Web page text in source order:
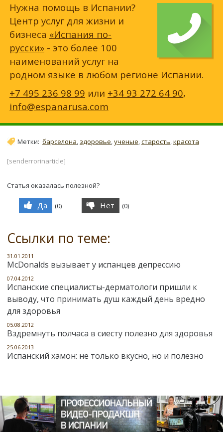
Нужна помощь в Испании?
Центр услуг для жизни и
бизнеса «Испания по-
русски» - это более 100
наименований услуг на
родном языке в любом регионе Испании.
+7 495 236 98 99 или +34 93 272 64 90,
info@espanarusa.com
Метки: барселона, здоровье,ученые,старость,красота
[senderrorinarticle]
Статья оказалась полезной?
Да (0) Нет (0)
Ссылки по теме:
31.01.2011
McDonalds вызывает у испанцев депрессию
07.04.2012
Испанские специалисты-дерматологи пришли к
выводу, что принимать душ каждый день вредно
для здоровья
05.08.2012
Вздремнуть полчаса в сиесту полезно для здоровья
25.06.2013
Испанский хамон: не только вкусно, но и полезно